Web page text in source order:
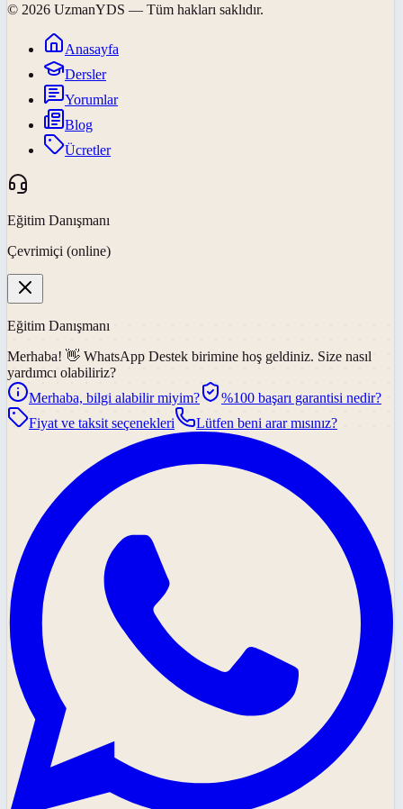
© 2026 UzmanYDS — Tüm hakları saklıdır.
Anasayfa
Dersler
Yorumlar
Blog
Ücretler
Eğitim Danışmanı
Çevrimiçi (online)
Eğitim Danışmanı
Merhaba! 👋 WhatsApp Destek birimine hoş geldiniz. Size nasıl
yardımcı olabiliriz?
Merhaba, bilgi alabilir miyim?
%100 başarı garantisi nedir?
Fiyat ve taksit seçenekleri
Lütfen beni arar mısınız?